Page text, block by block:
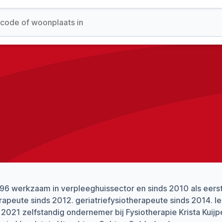
werkzaam in verpleeghuissector en sinds 2010 als
sinds 2012. geriatriefysiotherapeute sinds 2014.
2021 zelfstandig ondernemer bij Fysiotherapie Krista